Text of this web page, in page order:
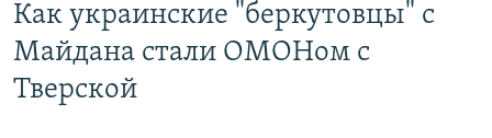
Как украинские "беркутовцы" с
Майдана стали ОМОНом с
Тверской